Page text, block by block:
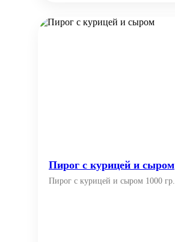
Пирог с курицей и сыром
Пирог с курицей и сыром 1000 гр.